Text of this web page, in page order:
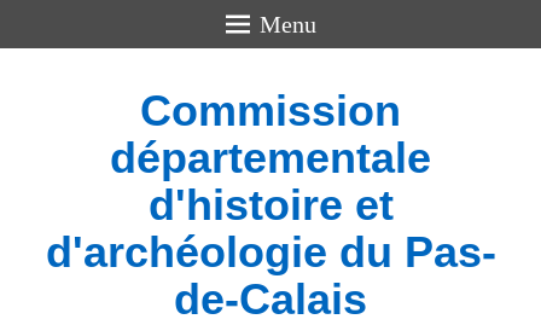
Menu
Commission
départementale
d'histoire et
d'archéologie du Pas-
de-Calais